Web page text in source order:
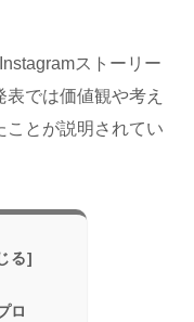
ストーリー
では価値観や考え
ことが説明されてい
ロ